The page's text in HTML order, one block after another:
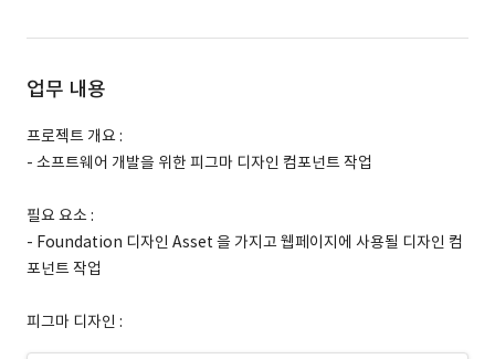
업무 내용
프로젝트 개요 :
- 소프트웨어 개발을 위한 피그마 디자인 컴포넌트 작업
필요 요소 :
- Foundation 디자인 Asset 을 가지고 웹페이지에 사용될 디자인 컴
포넌트 작업
피그마 디자인 :